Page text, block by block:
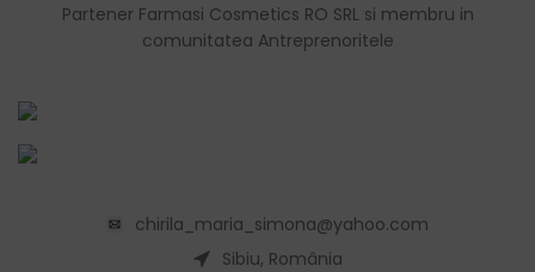
Partener Farmasi Cosmetics RO SRL si membru in
comunitatea Antreprenoritele
chirila_maria_simona@yahoo.com
Sibiu, România